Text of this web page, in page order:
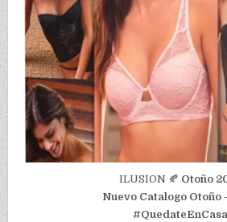
ILUSION 🍂 Otoño
Nuevo Catalogo Otoño
#QuedateEnCasa